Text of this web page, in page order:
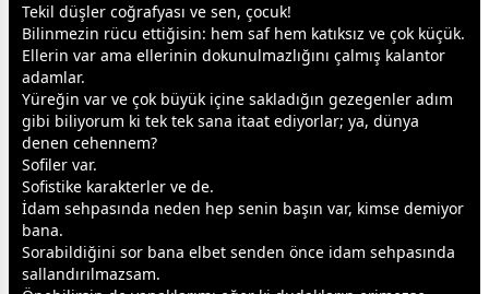
Tekil düşler coğrafyası ve sen, çocuk!
Bilinmezin rücu ettiğisin: hem saf hem katıksız ve çok küçük.
Ellerin var ama ellerinin dokunulmazlığını çalmış kalantor
adamlar.
Yüreğin var ve çok büyük içine sakladığın gezegenler adım
gibi biliyorum ki tek tek sana itaat ediyorlar; ya, dünya
denen cehennem?
Sofiler var.
Sofistike karakterler ve de.
İdam sehpasında neden hep senin başın var, kimse demiyor
bana.
Sorabildiğini sor bana elbet senden önce idam sehpasında
sallandırılmazsam.